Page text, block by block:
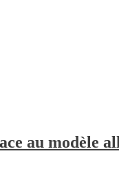
au modèle